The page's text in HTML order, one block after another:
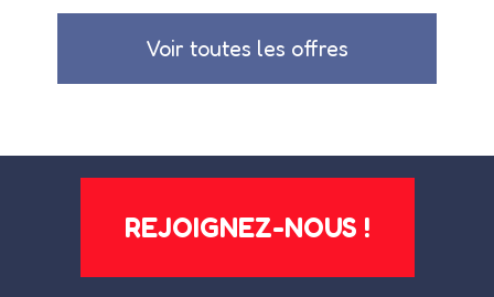
Voir toutes les offres
REJOIGNEZ-NOUS !